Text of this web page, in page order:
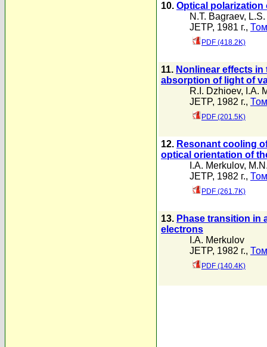
10. Optical
N.T. Bagraev,
JETP, 1981 г.,
PDF (418.2K)
11. Nonlinear effects
absorption of light of
R.I. Dzhioev, I.A.
JETP, 1982 г.,
PDF (201.5K)
12. Resonant cooling
optical orientation of
I.A. Merkulov,
JETP, 1982 г.,
PDF (261.7K)
13. Phase transition in
electrons
I.A. Merkulov
JETP, 1982 г.,
PDF (140.4K)